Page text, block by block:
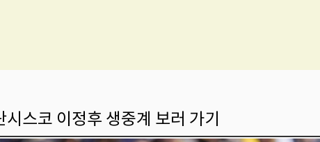
시스코 이정후 생중계 보러 가기